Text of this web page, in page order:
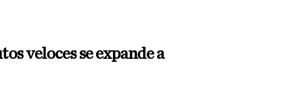
veloces se expande a